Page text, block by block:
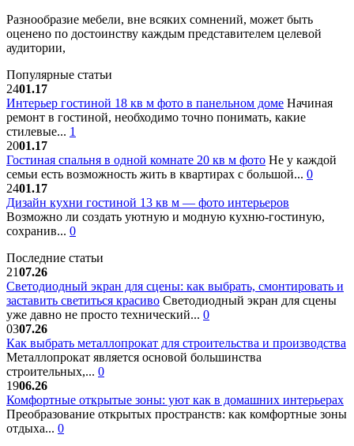
Разнообразие мебели, вне всяких сомнений, может быть
оценено по достоинству каждым представителем целевой
аудитории,
Популярные статьи
2401.17
Интерьер гостиной 18 кв м фото в панельном доме Начиная
ремонт в гостиной, необходимо точно понимать, какие
стилевые... 1
2001.17
Гостиная спальня в одной комнате 20 кв м фото Не у каждой
семьи есть возможность жить в квартирах с большой... 0
2401.17
Дизайн кухни гостиной 13 кв м — фото интерьеров
Возможно ли создать уютную и модную кухню-гостиную,
сохранив... 0
Последние статьи
2107.26
Светодиодный экран для сцены: как выбрать, смонтировать и
заставить светиться красиво Светодиодный экран для сцены
уже давно не просто технический... 0
0307.26
Как выбрать металлопрокат для строительства и производства
Металлопрокат является основой большинства
строительных,... 0
1906.26
Комфортные открытые зоны: уют как в домашних интерьерах
Преобразование открытых пространств: как комфортные зоны
отдыха... 0